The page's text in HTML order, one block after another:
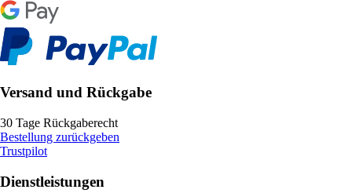
Versand und Rückgabe
30 Tage Rückgaberecht
Bestellung zurückgeben
Trustpilot
Dienstleistungen